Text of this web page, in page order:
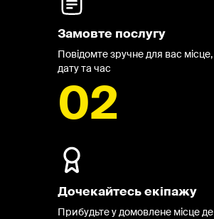
Замовте послугу
Повідомте зручне для вас місце,
дату та час
02
Дочекайтесь екіпажу
Прибудьте у домовлене місце де